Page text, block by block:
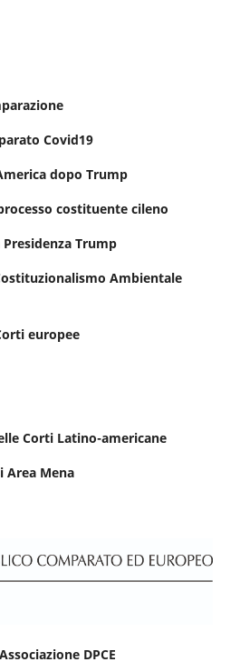
Covid19
dopo Trump
costituente cileno
Trump
Ambientale
europee
Corti Latino-americane
Area Mena
DPCE